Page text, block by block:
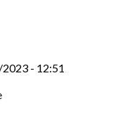
- 12:51